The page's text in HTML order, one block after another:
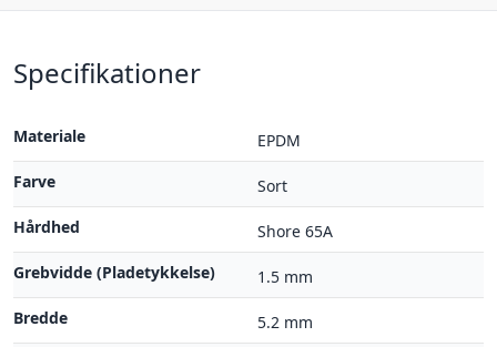
Specifikationer
Materiale
EPDM
Farve
Sort
Hårdhed
Shore 65A
Grebvidde (Pladetykkelse)
1.5 mm
Bredde
5.2 mm